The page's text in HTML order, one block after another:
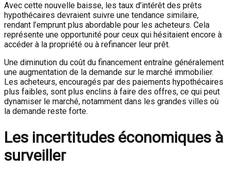
Avec cette nouvelle baisse, les taux d’intérêt des prêts
hypothécaires devraient suivre une tendance similaire,
rendant l’emprunt plus abordable pour les acheteurs. Cela
représente une opportunité pour ceux qui hésitaient encore à
accéder à la propriété ou à refinancer leur prêt.
Une diminution du coût du financement entraîne généralement
une augmentation de la demande sur le marché immobilier.
Les acheteurs, encouragés par des paiements hypothécaires
plus faibles, sont plus enclins à faire des offres, ce qui peut
dynamiser le marché, notamment dans les grandes villes où
la demande reste forte.
Les incertitudes économiques à
surveiller